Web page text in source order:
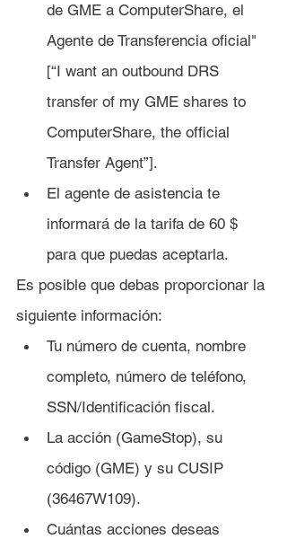
de GME a ComputerShare, el
Agente de Transferencia oficial"
[“I want an outbound DRS
transfer of my GME shares to
ComputerShare, the official
Transfer Agent”].
El agente de asistencia te
informará de la tarifa de 60 $
para que puedas aceptarla.
Es posible que debas proporcionar la
siguiente información:
Tu número de cuenta, nombre
completo, número de teléfono,
SSN/Identificación fiscal.
La acción (GameStop), su
código (GME) y su CUSIP
(36467W109).
Cuántas acciones deseas